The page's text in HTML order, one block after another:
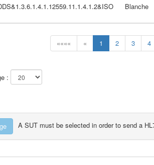
«««« « 1 2 3 4
:
Blanche
A SUT must be selected in order to send a